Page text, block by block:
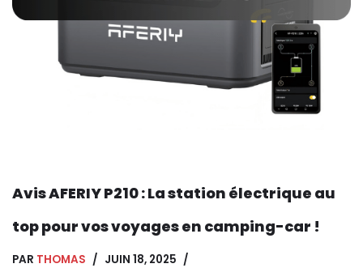
Avis AFERIY P210 : La station électrique au
top pour vos voyages en camping-car !
PAR THOMAS
JUIN 18, 2025